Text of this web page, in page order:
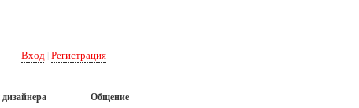
Вход Регистрация
Общение